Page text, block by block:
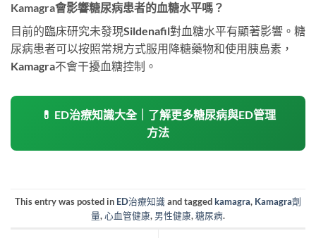
Kamagra會影響糖尿病患者的血糖水平嗎？
目前的臨床研究未發現Sildenafil對血糖水平有顯著影響。糖
尿病患者可以按照常規方式服用降糖藥物和使用胰島素，
Kamagra不會干擾血糖控制。
💊 ED治療知識大全｜了解更多糖尿病與ED管理
方法
This entry was posted in ED治療知識 and taggedkamagra, Kamagra劑
量,心血管健康, 男性健康,糖尿病.